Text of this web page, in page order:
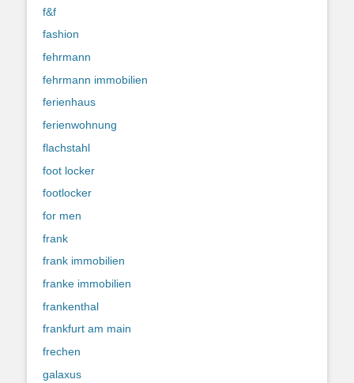
f&f
fashion
fehrmann
fehrmann immobilien
ferienhaus
ferienwohnung
flachstahl
foot locker
footlocker
for men
frank
frank immobilien
franke immobilien
frankenthal
frankfurt am main
frechen
galaxus